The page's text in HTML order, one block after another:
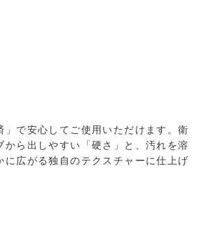
で安心してご使用いただけます。衛
ら出しやすい「硬さ」と、汚れを溶
広がる独自のテクスチャーに仕上げ